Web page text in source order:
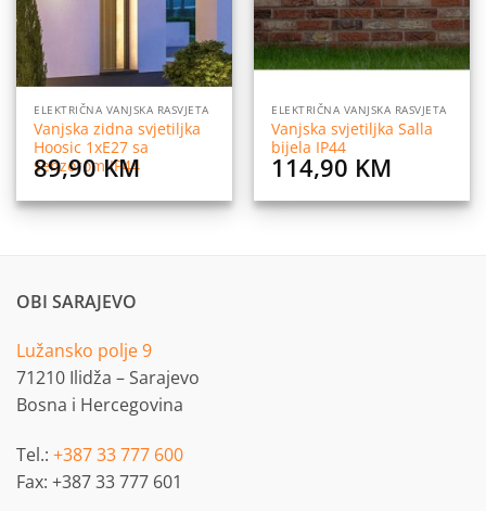
ELEKTRIČNA VANJSKA RASVJETA
Vanjska zidna svjetiljka
Hoosic 1xE27 sa
senzorom IP44
89,90KM
ELEKTRIČNA VANJSKA RASVJETA
Vanjska svjetiljka Salla
bijela IP44
114,90 KM
OBI SARAJEVO
Lužansko polje 9
71210 Ilidža – Sarajevo
Bosna i Hercegovina
Tel.: +387 33 777 600
Fax: +387 33 777 601